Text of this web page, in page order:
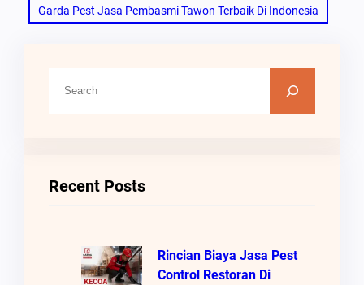
Garda Pest Jasa Pembasmi Tawon Terbaik Di Indonesia
Recent Posts
Rincian Biaya Jasa Pest
Control Restoran Di